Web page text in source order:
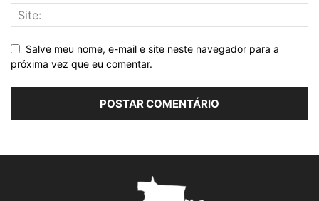
Salve meu nome, e-mail e site neste navegador para a
próxima vez que eu comentar.